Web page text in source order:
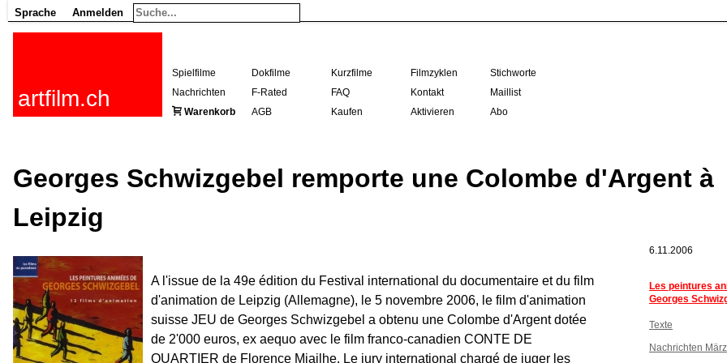
Sprache Anmelden
artfilm.ch
Spielfilme Dokfilme Kurzfilme Filmzyklen
Stichworte
Nachrichten
F-Rated FAQ Kontakt
Maillist
Warenkorb
AGB Kaufen Aktivieren Abo
Georges Schwizgebel remporte une Colombe d'Argent à
Leipzig
6.11.2006
Les peintures
Georges
Texte
Nachrichten
A l'issue de la 49e édition du Festival international du documentaire et du film
d'animation de Leipzig (Allemagne), le 5 novembre 2006, le film d'animation
suisse JEU de Georges Schwizgebel a obtenu une Colombe d'Argent dotée
de 2'000 euros, ex aequo avec le film franco-canadien CONTE DE
QUARTIER de Florence Miailhe. Le jury international chargé de juger les